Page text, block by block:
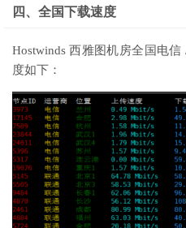
四、全国下载速度
Hostwinds 西雅图机房全国电
度如下：